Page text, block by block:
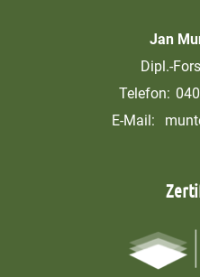
Jan
Dipl.-
Telefon:
E-Mail: